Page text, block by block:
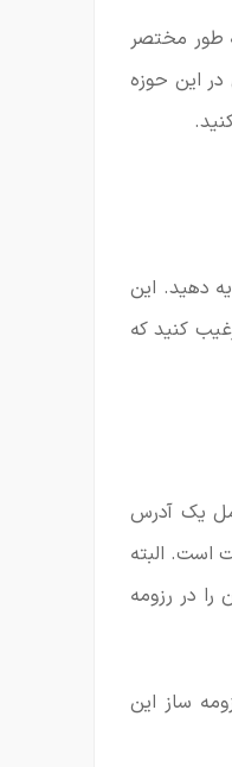
طور مختصر
در این حوزه
دهید. این
کنید که
یک آدرس
است. البته
در رزومه
ساز این